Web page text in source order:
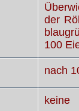
der
100
nach
keine